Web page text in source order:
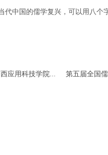
中国的儒学复兴，可以用八个
应用科技学院... 第五届全国